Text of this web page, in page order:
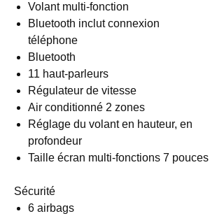
Volant multi-fonction
Bluetooth inclut connexion
téléphone
Bluetooth
11 haut-parleurs
Régulateur de vitesse
Air conditionné 2 zones
Réglage du volant en hauteur, en
profondeur
Taille écran multi-fonctions 7 pouces
Sécurité
6 airbags